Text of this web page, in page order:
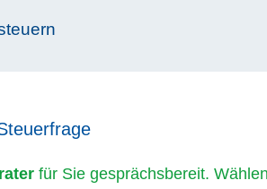
für Sie gesprächsbereit.